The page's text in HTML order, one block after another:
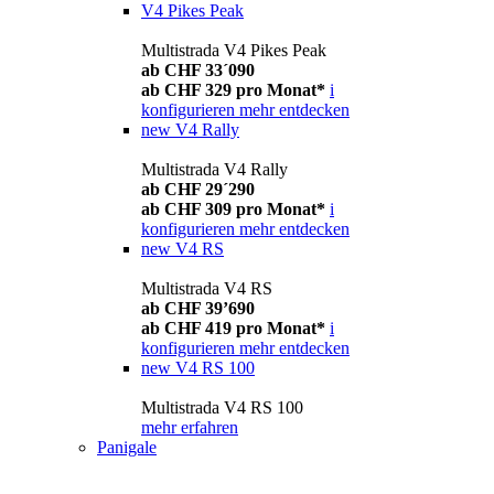
V4 Pikes Peak
Multistrada V4 Pikes Peak
ab CHF 33´090
ab CHF 329 pro Monat* i
konfigurieren mehr entdecken
new V4 Rally
Multistrada V4 Rally
ab CHF 29´290
ab CHF 309 pro Monat* i
konfigurieren mehr entdecken
new V4 RS
Multistrada V4 RS
ab CHF 39’690
ab CHF 419 pro Monat* i
konfigurieren mehr entdecken
new V4 RS 100
Multistrada V4 RS 100
mehr erfahren
Panigale